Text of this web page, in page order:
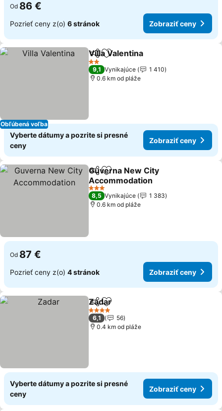
Od 86 €
Pozrieť ceny z(o) 6 stránok Zobraziť ceny
Obľúbená voľba
ZdieľaťPridať do obľúbených
Villa Valentina
2 Počet hviezdičiek
9,1 Vynikajúce
1 410
0.6 km od pláže
Vyberte dátumy a pozrite si presné
ceny
Zobraziť ceny
ZdieľaťPridať do obľúbených
Guverna New City
Accommodation
3 Počet hviezdičiek
8,5 Vynikajúce
1 383
0.6 km od pláže
Od 87 €
Pozrieť ceny z(o) 4 stránok Zobraziť ceny
ZdieľaťPridať do obľúbených
Zadar
4 Počet hviezdičiek
6,1
56
0.4 km od pláže
Vyberte dátumy a pozrite si presné
ceny
Zobraziť ceny